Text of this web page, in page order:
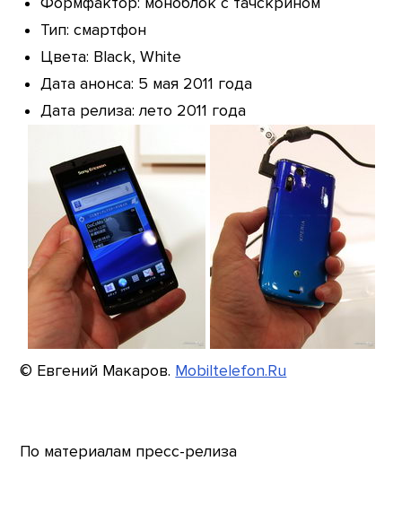
Тип: смартфон
Цвета: Black, White
Дата анонса: 5 мая 2011 года
Дата релиза: лето 2011 года
© Евгений Макаров. Mobiltelefon.Ru
По материалам пресс-релиза